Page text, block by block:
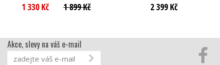
1 330 Kč 1 899 Kč 2 399 Kč
Akce, slevy na váš e-mail